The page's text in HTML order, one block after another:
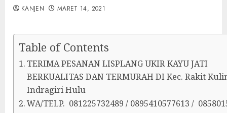
KANJEN MARET 14, 2021
Table of Contents
TERIMA PESANAN LISPLANG UKIR KAYU JATI
BERKUALITAS DAN TERMURAH DI Kec. Rakit
Indragiri Hulu
WA/TELP. 081225732489 / 0895410577613 /